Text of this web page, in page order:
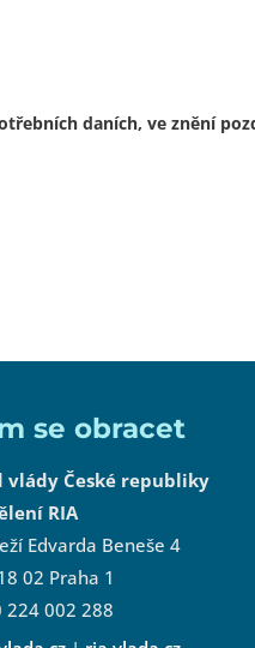
daních, ve znění
se obracet
vlády České republiky
RIA
Edvarda Beneše 4
02 Praha 1
224 002 288